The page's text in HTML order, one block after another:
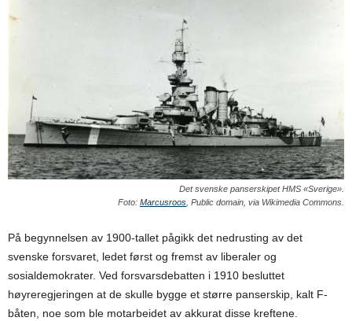
Det svenske panserskipet HMS «Sverige».
Foto: Marcusroos, Public domain, via Wikimedia Commons.
På begynnelsen av 1900-tallet pågikk det nedrusting av det
svenske forsvaret, ledet først og fremst av liberaler og
sosialdemokrater. Ved forsvarsdebatten i 1910 besluttet
høyreregjeringen at de skulle bygge et større panserskip, kalt F-
båten, noe som ble motarbeidet av akkurat disse kreftene.